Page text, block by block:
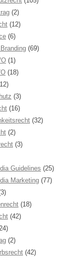
(2)
(12)
(6)
(69)
(1)
(18)
(3)
(16)
(32)
(2)
(3)
Guidelines (25)
Marketing (77)
(18)
(42)
(2)
(42)